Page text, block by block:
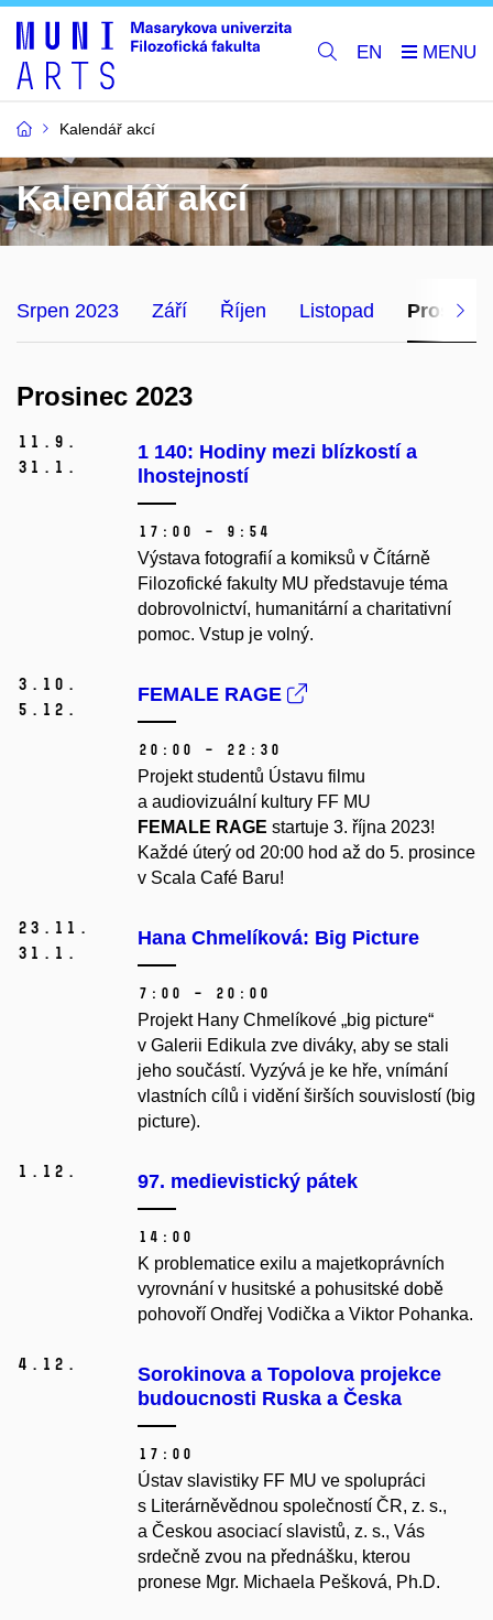
EN
Kalendář akcí
Kalendář akcí
Srpen 2023 Září Říjen Listopad Prosinec
Prosinec 2023
11. 9.
31. 1.
1 140: Hodiny mezi blízkostí a
lhostejností
17:00 – 9:54
Výstava fotografií a komiksů v Čítárně
Filozofické fakulty MU představuje téma
dobrovolnictví, humanitární a charitativní
pomoc. Vstup je volný.
3. 10.
5. 12.
FEMALE RAGE
20:00 – 22:30
Projekt studentů Ústavu filmu
a audiovizuální kultury FF MU
FEMALE RAGE startuje 3. října 2023!
Každé úterý od 20:00 hod až do 5. prosince
v Scala Café Baru!
23. 11.
31. 1.
Hana Chmelíková: Big Picture
7:00 – 20:00
Projekt Hany Chmelíkové „big picture“
v Galerii Edikula zve diváky, aby se stali
jeho součástí. Vyzývá je ke hře, vnímání
vlastních cílů i vidění širších souvislostí (big
picture).
1. 12. 97. medievistický pátek
14:00
K problematice exilu a majetkoprávních
vyrovnání v husitské a pohusitské době
pohovoří Ondřej Vodička a Viktor Pohanka.
4. 12.
Sorokinova a Topolova projekce
budoucnosti Ruska a Česka
17:00
Ústav slavistiky FF MU ve spolupráci
s Literárněvědnou společností ČR, z. s.,
a Českou asociací slavistů, z. s., Vás
srdečně zvou na přednášku, kterou
pronese Mgr. Michaela Pešková, Ph.D.